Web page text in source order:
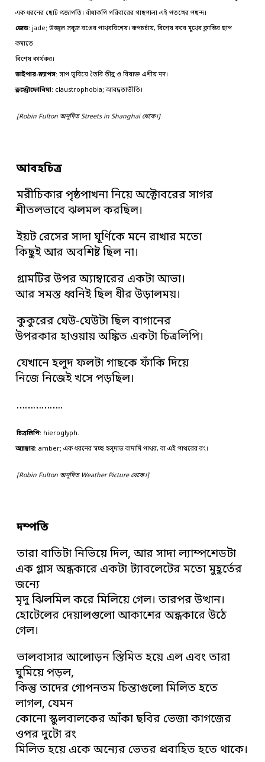
এক ধরনের ছোট প্রজাপতি। বাঁধাকপি পরিবারের গাছপালা এই পতঙ্গের পছন্দ।
জেড: jade; উজ্জ্বল সবুজ রঙের পাথরবিশেষ। রূপচর্চায়, বিশেষ করে মুখের ক্লান্তির ছাপ
কমাতে
বিশেষ কার্যকর।
ভাইপার-স্ন্যাপস: সাপ ডুবিয়ে তৈরি তীব্র ও বিষাক্ত এশীয় মদ।
ক্লস্ট্রোফোবিয়া: claustrophobia; আবদ্ধতাভীতি।
[Robin Fulton অনূদিত Streets in Shanghai থেকে।]
আবহচিত্র
মরীচিকার পৃষ্ঠপাখনা নিয়ে অক্টোবরের সাগর
শীতলভাবে ঝলমল করছিল।
ইয়ট রেসের সাদা ঘূর্ণিকে মনে রাখার মতো
কিছুই আর অবশিষ্ট ছিল না।
গ্রামটির উপর অ্যাম্বারের একটা আভা।
আর সমস্ত ধ্বনিই ছিল ধীর উড়ালময়।
কুকুরের ঘেউ-ঘেউটা ছিল বাগানের
উপরকার হাওয়ায় অঙ্কিত একটা চিত্রলিপি।
যেখানে হলুদ ফলটা গাছকে ফাঁকি দিয়ে
নিজে নিজেই খসে পড়ছিল।
……………..
চিত্রলিপি: hieroglyph.
অ্যাম্বার: amber; এক ধরনের স্বচ্ছ হলুদাভ বাদামি পাথর, বা এই পাথরের রং।
[Robin Fulton অনূদিত Weather Picture থেকে।]
দম্পতি
তারা বাতিটা নিভিয়ে দিল, আর সাদা ল্যাম্পশেডটা
এক গ্লাস অন্ধকারে একটা ট্যাবলেটের মতো মুহূর্তের
জন্যে
মৃদু ঝিলমিল করে মিলিয়ে গেল। তারপর উত্থান।
হোটেলের দেয়ালগুলো আকাশের অন্ধকারে উঠে
গেল।
ভালবাসার আলোড়ন স্তিমিত হয়ে এল এবং তারা
ঘুমিয়ে পড়ল,
কিন্তু তাদের গোপনতম চিন্তাগুলো মিলিত হতে
লাগল, যেমন
কোনো স্কুলবালকের আঁকা ছবির ভেজা কাগজের
ওপর দুটো রং
মিলিত হয়ে একে অন্যের ভেতর প্রবাহিত হতে থাকে।